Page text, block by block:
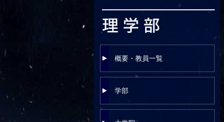
概要・教員一覧
学部